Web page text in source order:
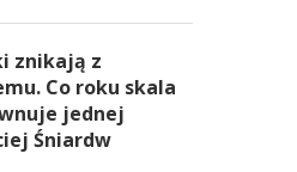
znikają z
Co roku skala
jednej
Śniardw